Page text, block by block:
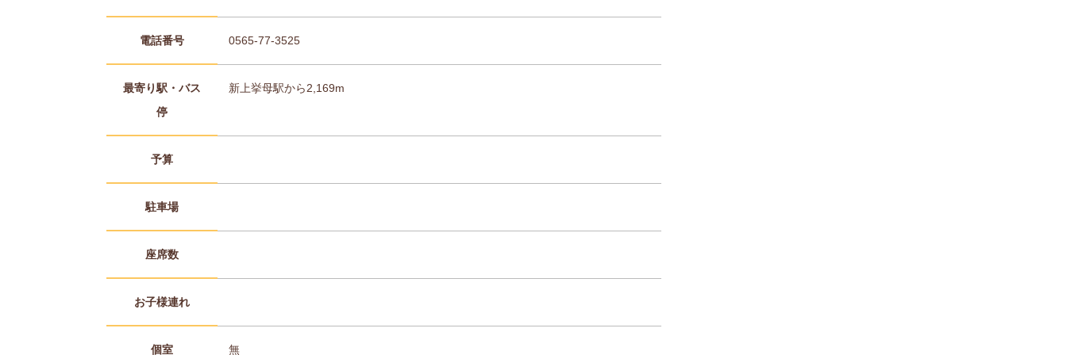
電話番号 0565-77-3525
最寄り駅・バス
停
新上挙母駅から2,169m
予算
駐車場
座席数
お子様連れ
個室 無